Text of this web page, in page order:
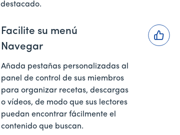
destacado.
Facilite su menú
Navegar
Añada pestañas personalizadas al
panel de control de sus miembros
para organizar recetas, descargas
o vídeos, de modo que sus lectores
puedan encontrar fácilmente el
contenido que buscan.